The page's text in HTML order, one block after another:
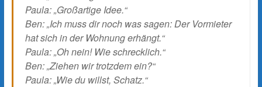
Paula: „Großartige Idee.“
Ben: „Ich muss dir noch was sagen: Der Vormieter
hat sich in der Wohnung erhängt.“
Paula: „Oh nein! Wie schrecklich.“
Ben: „Ziehen wir trotzdem ein?“
Paula: „Wie du willst, Schatz.“